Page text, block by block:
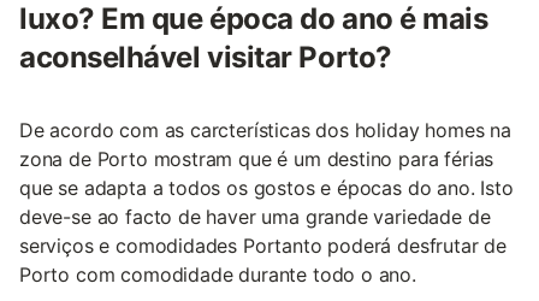
luxo? Em que época do ano é mais
aconselhável visitar Porto?
De acordo com as carcterísticas dos holiday homes na
zona de Porto mostram que é um destino para férias
que se adapta a todos os gostos e épocas do ano. Isto
deve-se ao facto de haver uma grande variedade de
serviços e comodidades Portanto poderá desfrutar de
Porto com comodidade durante todo o ano.